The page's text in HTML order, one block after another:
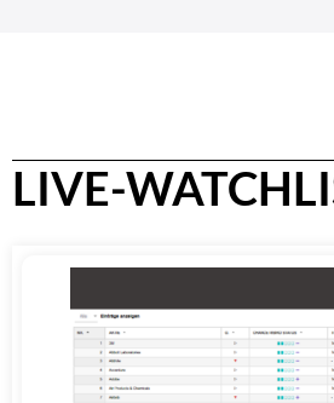
LIVE-